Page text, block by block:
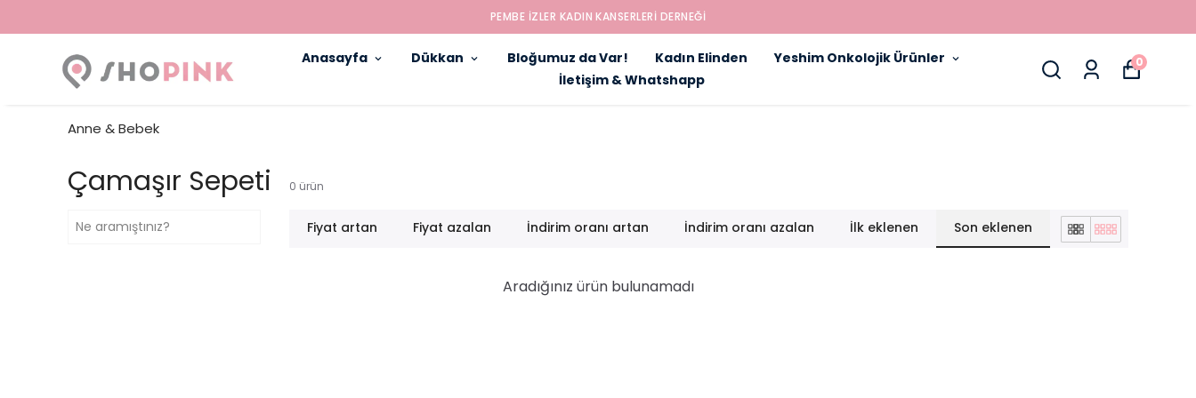
PEMBE İZLER KADIN KANSERLERI DERNEĞI
Anasayfa Dükkan Bloğumuz da Var! Kadın Elinden
Yeshim Onkolojik Ürünler
İletişim & Whatshapp
0
Anne & Bebek
Çamaşır Sepeti 0 ürün
Fiyat artan Fiyat azalan İndirim oranı artan İndirim oranı azalan İlk eklenen Son eklenen
Aradığınız ürün bulunamadı